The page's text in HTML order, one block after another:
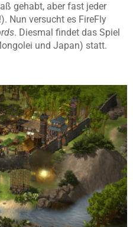
gehabt, aber fast jeder
Nun versucht es FireFly
. Diesmal findet das Spiel
und Japan) statt.